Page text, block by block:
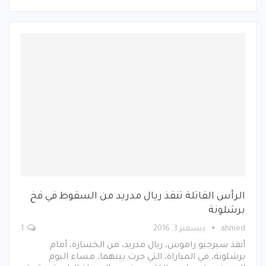
الرأس القاتلة تنقذ ريال مدريد من السقوط في فخ
برشلونة
ahmed ديسمبر 3, 2016
أنقذ سيرجيو راموس، ريال مدريد، من الخسارة، أمام
برشلونة، في المباراة، التي جرت بينهما، مساء اليوم